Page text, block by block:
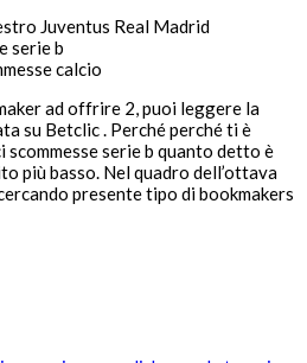
Juventus Real Madrid
serie b
calcio
ad offrire 2, puoi leggere la
su Betclic . Perché perché ti è
serie b quanto detto è
più basso. Nel quadro dell’ottava
presente tipo di bookmakers